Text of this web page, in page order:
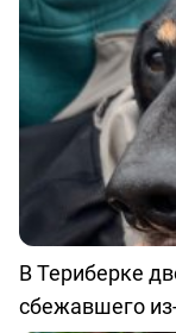
В Териберке
сбежавшего